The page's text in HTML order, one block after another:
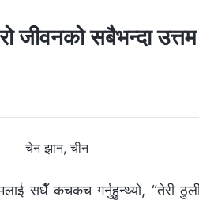
जीवनको सबैभन्दा
चेन झान, चीन
सधैँ कचकच गर्नुहुन्थ्यो, “तेरी